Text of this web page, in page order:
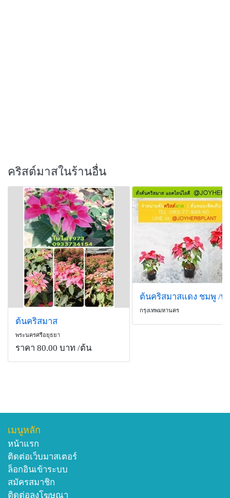
คริสต์มาสในร้านอื่น
ต้นคริสมาส
พระนครศรีอยุธยา
ราคา 80.00 บาท /ต้น
กรุงเทพมหานคร
เมนูหลัก
หน้าแรก
ติดต่อเว็บมาสเตอร์
ล็อกอินเข้าระบบ
สมัครสมาชิก
ติดต่อลงโฆษณา